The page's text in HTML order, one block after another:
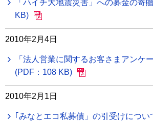
「ハイチ大地震災害」への募金の寄
KB)
2010年2月4日
「法人営業に関するお客さまアンケ
(PDF：108 KB)
2010年2月1日
｢みなとエコ私募債」の引受けについ